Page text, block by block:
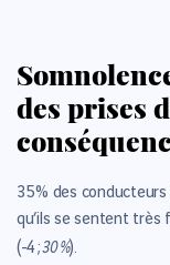
des prises
35 % des
qu’ils se sentent très
(-4 ;30 %).